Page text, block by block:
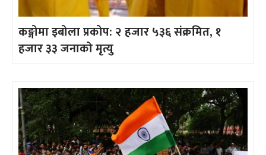
कङ्गोमा इबोला प्रकोप: २ हजार ५३६ संक्रमित, १
हजार ३३ जनाको मृत्यु